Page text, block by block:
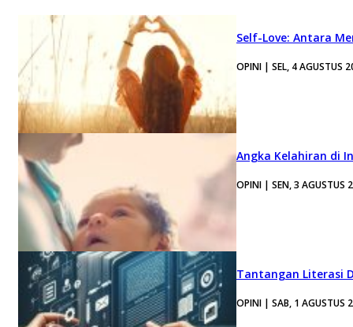
Self-Love: Antara
OPINI | SEL, 4 AGUSTUS
Angka Kelahiran di
OPINI | SEN, 3 AGUSTUS
Tantangan Literasi
OPINI | SAB, 1 AGUSTUS